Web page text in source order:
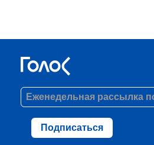
Подписаться